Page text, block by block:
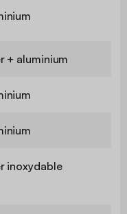
+ aluminium
inoxydable